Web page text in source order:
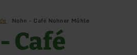
Nohn - Café Nohner Mühle
Café